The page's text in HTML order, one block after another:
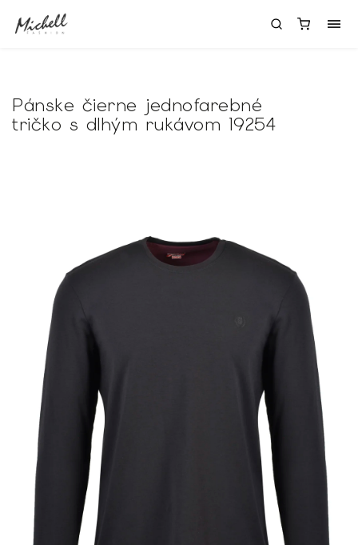
Pánske čierne jednofarebné
tričko s dlhým rukávom 19254